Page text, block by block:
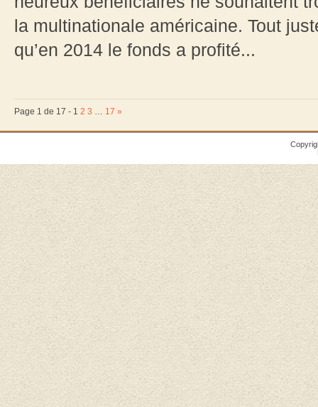
la multinationale américaine. Tout
qu’en 2014 le fonds a profité...
Page 1 de 17 - 1 2 3 … 17 »